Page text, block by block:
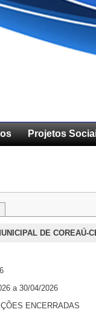
Projetos
DE COREAÚ-
a 30/04/2026
ENCERRADAS